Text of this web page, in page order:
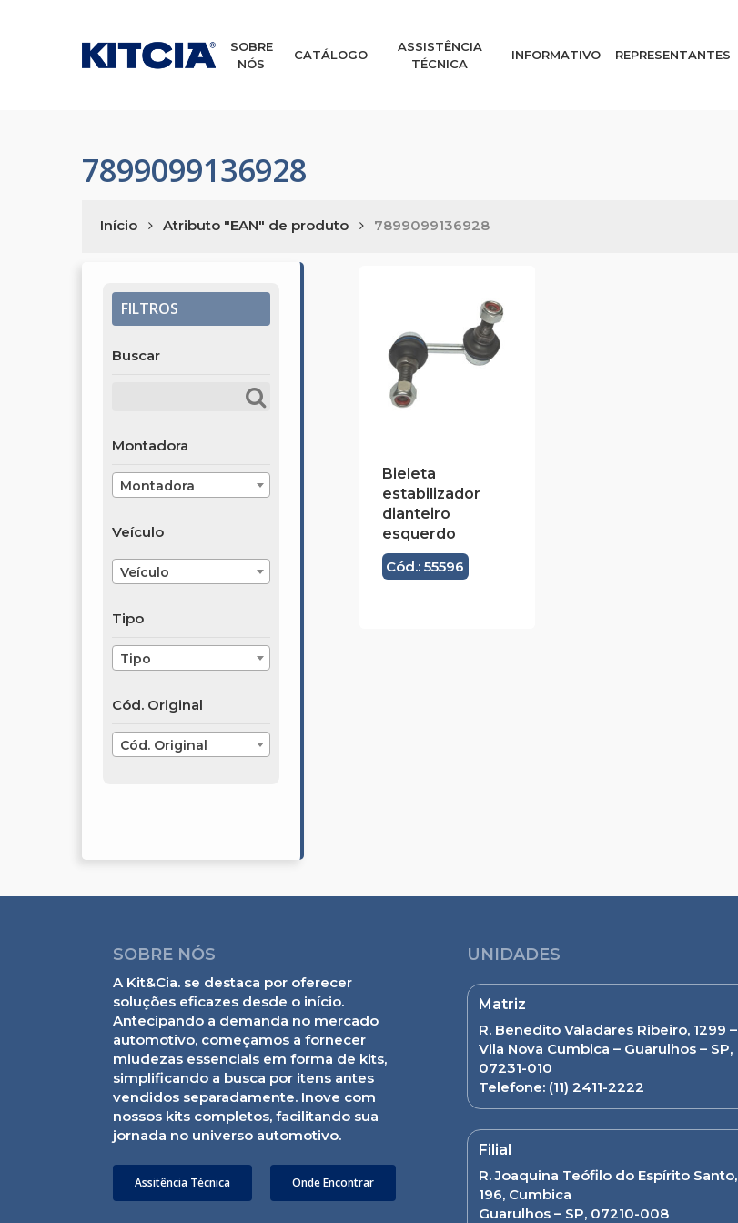
SOBRE
NÓS
CATÁLOGO
ASSISTÊNCIA
TÉCNICA
INFORMATIVO REPRESENTANTES
7899099136928
Início Atributo "EAN" de produto 7899099136928
FILTROS
Buscar
Montadora
Montadora
Veículo
Veículo
Tipo
Tipo
Cód. Original
Cód. Original
Bieleta
estabilizador
dianteiro
esquerdo
Cód.: 55596
SOBRE NÓS
A Kit&Cia. se destaca por oferecer
soluções eficazes desde o início.
Antecipando a demanda no mercado
automotivo, começamos a fornecer
miudezas essenciais em forma de kits,
simplificando a busca por itens antes
vendidos separadamente. Inove com
nossos kits completos, facilitando sua
jornada no universo automotivo.
Assitência Técnica Onde Encontrar
UNIDADES
Matriz
R. Benedito Valadares Ribeiro, 1299 –
Vila Nova Cumbica – Guarulhos – SP,
07231-010
Telefone: (11) 2411-2222
Filial
R. Joaquina Teófilo do Espírito Santo,
196, Cumbica
Guarulhos – SP, 07210-008